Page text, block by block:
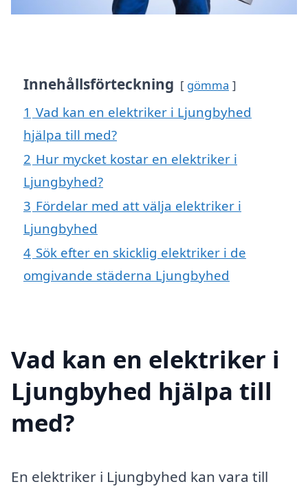
Innehållsförteckning gömma
1 Vad kan en elektriker i Ljungbyhed
hjälpa till med?
2 Hur mycket kostar en elektriker i
Ljungbyhed?
3 Fördelar med att välja elektriker i
Ljungbyhed
4 Sök efter en skicklig elektriker i de
omgivande städerna Ljungbyhed
Vad kan en elektriker i
Ljungbyhed hjälpa till
med?
En elektriker i Ljungbyhed kan vara till